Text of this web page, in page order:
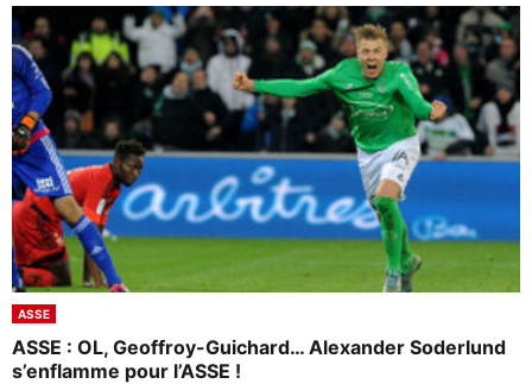
ASSE
ASSE : OL, Geoffroy-Guichard… Alexander Soderlund
s’enflamme pour l’ASSE !